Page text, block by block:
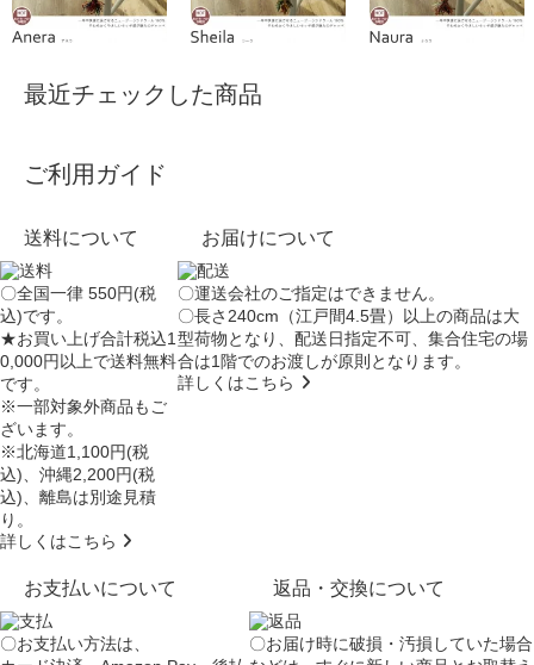
最近チェックした商品
ご利用ガイド
送料について
〇全国一律 550円(税
込)です。
★お買い上げ合計税込1
0,000円以上で送料無料
です。
※一部対象外商品もご
ざいます。
※北海道1,100円(税
込)、沖縄2,200円(税
込)、離島は別途見積
り。
詳しくはこちら
お届けについて
〇運送会社のご指定はできません。
〇長さ240cm（江戸間4.5畳）以上の商品は大
型荷物となり、配送日指定不可、集合住宅の場
合は1階でのお渡しが原則となります。
詳しくはこちら
お支払いについて
〇お支払い方法は、
返品・交換について
〇お届け時に破損・汚損していた場合